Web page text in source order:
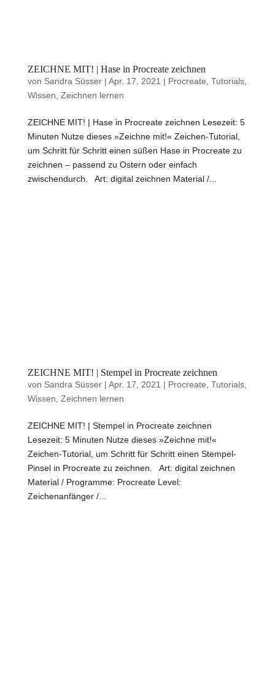
ZEICHNE MIT! | Hase in Procreate zeichnen
von Sandra Süsser| Apr. 17, 2021 | Procreate Tutorials,
Wissen Zeichnen lernen
ZEICHNE MIT! | Hase in Procreate zeichnen Lesezeit: 5
Minuten Nutze dieses »Zeichne mit!« Zeichen-Tutorial,
um Schritt für Schritt einen süßen Hase in Procreate zu
zeichnen – passend zu Ostern oder einfach
zwischendurch. Art: digital zeichnen Material /...
ZEICHNE MIT! | Stempel in Procreate zeichnen
von Sandra Süsser| Apr. 17, 2021 | Procreate Tutorials,
Wissen Zeichnen lernen
ZEICHNE MIT! | Stempel in Procreate zeichnen
Lesezeit: 5 Minuten Nutze dieses »Zeichne mit!«
Zeichen-Tutorial, um Schritt für Schritt einen Stempel-
Pinsel in Procreate zu zeichnen. Art: digital zeichnen
Material / Programme: Procreate Level:
Zeichenanfänger /...